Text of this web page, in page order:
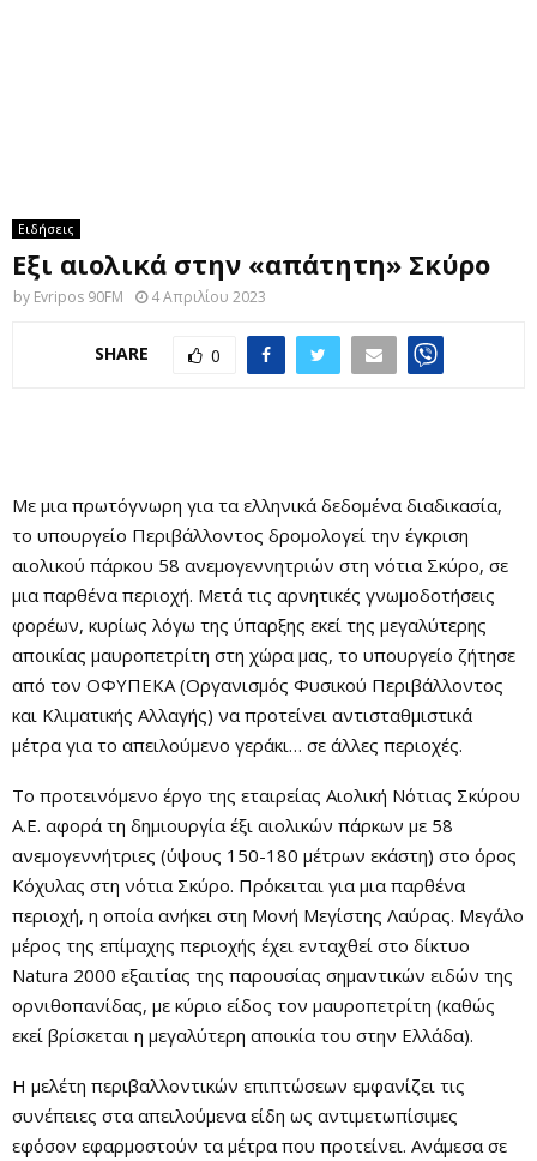
U
Ειδήσεις
Εξι αιολικά στην «απάτητη» Σκύρο
by Evripos 90FM 4 Απριλίου 2023
SHARE 0
Με μια πρωτόγνωρη για τα ελληνικά δεδομένα διαδικασία,
το υπουργείο Περιβάλλοντος δρομολογεί την έγκριση
αιολικού πάρκου 58 ανεμογεννητριών στη νότια Σκύρο, σε
μια παρθένα περιοχή. Μετά τις αρνητικές γνωμοδοτήσεις
φορέων, κυρίως λόγω της ύπαρξης εκεί της μεγαλύτερης
αποικίας μαυροπετρίτη στη χώρα μας, το υπουργείο ζήτησε
από τον ΟΦΥΠΕΚΑ (Οργανισμός Φυσικού Περιβάλλοντος
και Κλιματικής Αλλαγής) να προτείνει αντισταθμιστικά
μέτρα για το απειλούμενο γεράκι… σε άλλες περιοχές.
Το προτεινόμενο έργο της εταιρείας Αιολική Νότιας Σκύρου
Α.Ε. αφορά τη δημιουργία έξι αιολικών πάρκων με 58
ανεμογεννήτριες (ύψους 150-180 μέτρων εκάστη) στο όρος
Κόχυλας στη νότια Σκύρο. Πρόκειται για μια παρθένα
περιοχή, η οποία ανήκει στη Μονή Μεγίστης Λαύρας. Μεγάλο
μέρος της επίμαχης περιοχής έχει ενταχθεί στο δίκτυο
Natura 2000 εξαιτίας της παρουσίας σημαντικών ειδών της
ορνιθοπανίδας, με κύριο είδος τον μαυροπετρίτη (καθώς
εκεί βρίσκεται η μεγαλύτερη αποικία του στην Ελλάδα).
Η μελέτη περιβαλλοντικών επιπτώσεων εμφανίζει τις
συνέπειες στα απειλούμενα είδη ως αντιμετωπίσιμες
εφόσον εφαρμοστούν τα μέτρα που προτείνει. Ανάμεσα σε